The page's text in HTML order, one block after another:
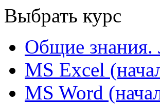
Выбрать курс
Общие знания.
MS Excel
MS Word